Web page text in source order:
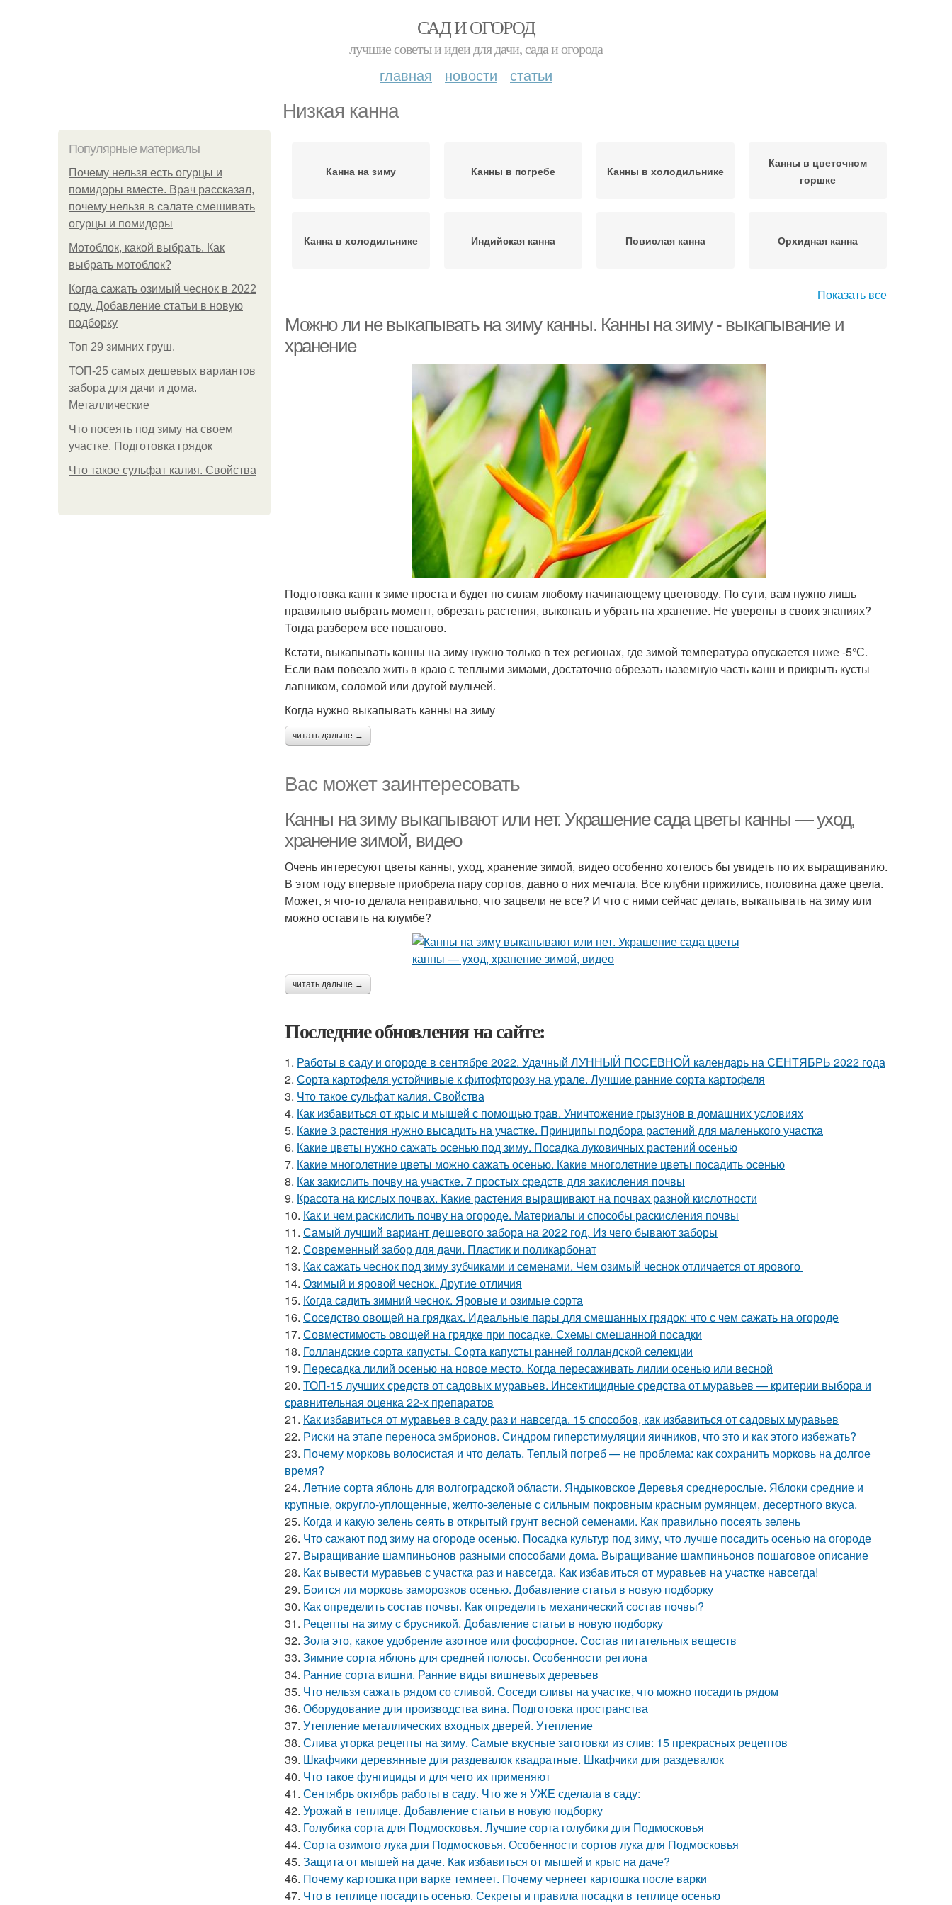
САД И ОГОРОД
лучшие советы и идеи для дачи, сада и огорода
главная новости статьи
Низкая канна
Популярные материалы
Почему нельзя есть огурцы и
помидоры вместе. Врач рассказал,
почему нельзя в салате смешивать
огурцы и помидоры
Мотоблок, какой выбрать. Как
выбрать мотоблок?
Когда сажать озимый чеснок в 2022
году. Добавление статьи в новую
подборку
Топ 29 зимних груш.
ТОП-25 самых дешевых вариантов
забора для дачи и дома.
Металлические
Что посеять под зиму на своем
участке. Подготовка грядок
Что такое сульфат калия. Свойства
Канна на зиму Канны в погребе Канны в холодильнике
Канны в цветочном
горшке
Канна в холодильнике Индийская канна Повислая канна Орхидная канна
Показать все
Можно ли не выкапывать на зиму канны. Канны на зиму - выкапывание и
хранение
Подготовка канн к зиме проста и будет по силам любому начинающему цветоводу. По сути, вам нужно лишь
правильно выбрать момент, обрезать растения, выкопать и убрать на хранение. Не уверены в своих знаниях?
Тогда разберем все пошагово.
Кстати, выкапывать канны на зиму нужно только в тех регионах, где зимой температура опускается ниже -5°С.
Если вам повезло жить в краю с теплыми зимами, достаточно обрезать наземную часть канн и прикрыть кусты
лапником, соломой или другой мульчей.
Когда нужно выкапывать канны на зиму
читать дальше →
Вас может заинтересовать
Канны на зиму выкапывают или нет. Украшение сада цветы канны — уход,
хранение зимой, видео
Очень интересуют цветы канны, уход, хранение зимой, видео особенно хотелось бы увидеть по их выращиванию.
В этом году впервые приобрела пару сортов, давно о них мечтала. Все клубни прижились, половина даже цвела.
Может, я что-то делала неправильно, что зацвели не все? И что с ними сейчас делать, выкапывать на зиму или
можно оставить на клумбе?
читать дальше →
Последние обновления на сайте:
1. Работы в саду и огороде в сентябре 2022. Удачный ЛУННЫЙ ПОСЕВНОЙ календарь на СЕНТЯБРЬ 2022 года
2. Сорта картофеля устойчивые к фитофторозу на урале. Лучшие ранние сорта картофеля
3. Что такое сульфат калия. Свойства
4. Как избавиться от крыс и мышей с помощью трав. Уничтожение грызунов в домашних условиях
5. Какие 3 растения нужно высадить на участке. Принципы подбора растений для маленького участка
6. Какие цветы нужно сажать осенью под зиму. Посадка луковичных растений осенью
7. Какие многолетние цветы можно сажать осенью. Какие многолетние цветы посадить осенью
8. Как закислить почву на участке. 7 простых средств для закисления почвы
9. Красота на кислых почвах. Какие растения выращивают на почвах разной кислотности
10. Как и чем раскислить почву на огороде. Материалы и способы раскисления почвы
11. Самый лучший вариант дешевого забора на 2022 год. Из чего бывают заборы
12. Современный забор для дачи. Пластик и поликарбонат
13. Как сажать чеснок под зиму зубчиками и семенами. Чем озимый чеснок отличается от ярового
14. Озимый и яровой чеснок. Другие отличия
15. Когда садить зимний чеснок. Яровые и озимые сорта
16. Соседство овощей на грядках. Идеальные пары для смешанных грядок: что с чем сажать на огороде
17. Совместимость овощей на грядке при посадке. Схемы смешанной посадки
18. Голландские сорта капусты. Сорта капусты ранней голландской селекции
19. Пересадка лилий осенью на новое место. Когда пересаживать лилии осенью или весной
20. ТОП-15 лучших средств от садовых муравьев. Инсектицидные средства от муравьев — критерии выбора и
сравнительная оценка 22-х препаратов
21. Как избавиться от муравьев в саду раз и навсегда. 15 способов, как избавиться от садовых муравьев
22. Риски на этапе переноса эмбрионов. Синдром гиперстимуляции яичников, что это и как этого избежать?
23. Почему морковь волосистая и что делать. Теплый погреб — не проблема: как сохранить морковь на долгое
время?
24. Летние сорта яблонь для волгоградской области. Яндыковское Деревья среднерослые. Яблоки средние и
крупные, округло-уплощенные, желто-зеленые с сильным покровным красным румянцем, десертного вкуса.
25. Когда и какую зелень сеять в открытый грунт весной семенами. Как правильно посеять зелень
26. Что сажают под зиму на огороде осенью. Посадка культур под зиму, что лучше посадить осенью на огороде
27. Выращивание шампиньонов разными способами дома. Выращивание шампиньонов пошаговое описание
28. Как вывести муравьев с участка раз и навсегда. Как избавиться от муравьев на участке навсегда!
29. Боится ли морковь заморозков осенью. Добавление статьи в новую подборку
30. Как определить состав почвы. Как определить механический состав почвы?
31. Рецепты на зиму с брусникой. Добавление статьи в новую подборку
32. Зола это, какое удобрение азотное или фосфорное. Состав питательных веществ
33. Зимние сорта яблонь для средней полосы. Особенности региона
34. Ранние сорта вишни. Ранние виды вишневых деревьев
35. Что нельзя сажать рядом со сливой. Соседи сливы на участке, что можно посадить рядом
36. Оборудование для производства вина. Подготовка пространства
37. Утепление металлических входных дверей. Утепление
38. Слива угорка рецепты на зиму. Самые вкусные заготовки из слив: 15 прекрасных рецептов
39. Шкафчики деревянные для раздевалок квадратные. Шкафчики для раздевалок
40. Что такое фунгициды и для чего их применяют
41. Сентябрь октябрь работы в саду. Что же я УЖЕ сделала в саду:
42. Урожай в теплице. Добавление статьи в новую подборку
43. Голубика сорта для Подмосковья. Лучшие сорта голубики для Подмосковья
44. Сорта озимого лука для Подмосковья. Особенности сортов лука для Подмосковья
45. Защита от мышей на даче. Как избавиться от мышей и крыс на даче?
46. Почему картошка при варке темнеет. Почему чернеет картошка после варки
47. Что в теплице посадить осенью. Секреты и правила посадки в теплице осенью